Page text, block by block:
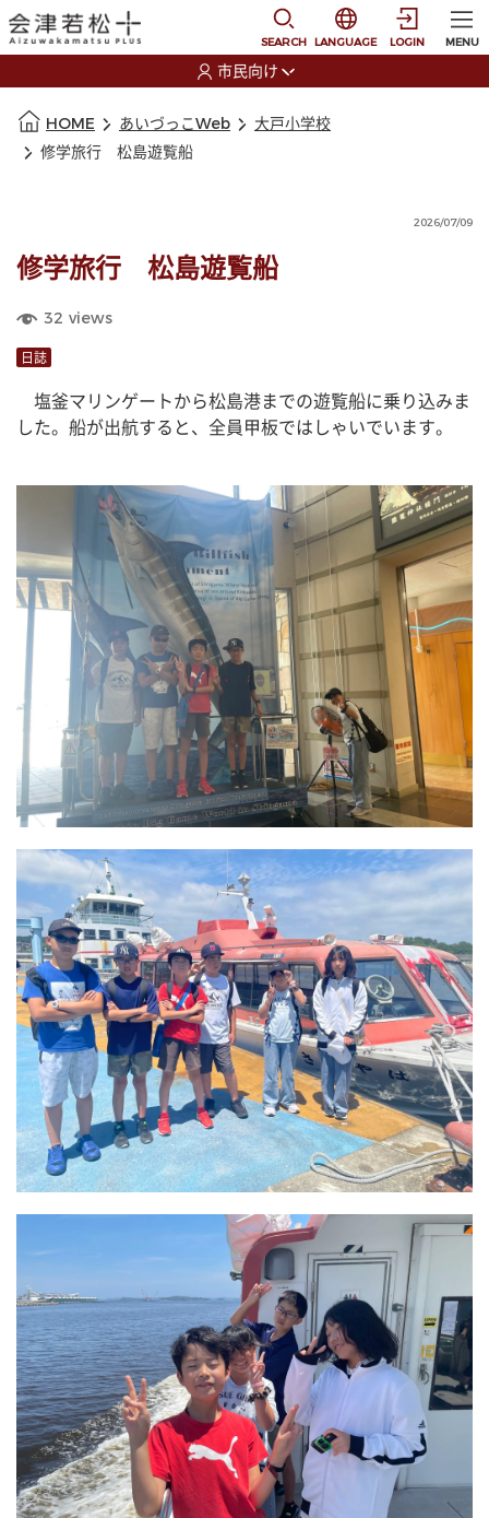
SEARCH
選択すると言語の切
LANGUAGE LOGIN MENU
市民向け
HOME あいづっこWeb
大戸小学校
修学旅行 松島遊覧船
2026/07/09
修学旅行 松島遊覧船
32 views
日誌
塩釜マリンゲートから松島港までの遊覧船に乗り込みま
した。船が出航すると、全員甲板ではしゃいでいます。